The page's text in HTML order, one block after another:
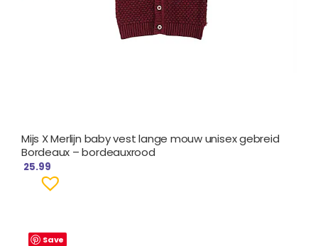
Mijs X Merlijn baby vest lange mouw unisex gebreid
Bordeaux – bordeauxrood
25.99
Save